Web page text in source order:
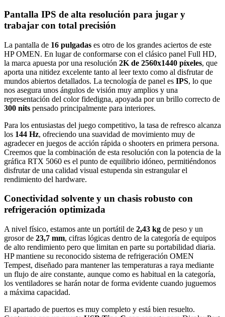
Pantalla IPS de alta resolución para jugar y
trabajar con total precisión
La pantalla de 16 pulgadas es otro de los grandes aciertos de este
HP OMEN. En lugar de conformarse con el clásico panel Full HD,
la marca apuesta por una resolución 2K de 2560x1440 píxeles, que
aporta una nitidez excelente tanto al leer texto como al disfrutar de
mundos abiertos detallados. La tecnología de panel es IPS, lo que
nos asegura unos ángulos de visión muy amplios y una
representación del color fidedigna, apoyada por un brillo correcto de
300 nits pensado principalmente para interiores.
Para los entusiastas del juego competitivo, la tasa de refresco alcanza
los 144 Hz, ofreciendo una suavidad de movimiento muy de
agradecer en juegos de acción rápida o shooters en primera persona.
Creemos que la combinación de esta resolución con la potencia de la
gráfica RTX 5060 es el punto de equilibrio idóneo, permitiéndonos
disfrutar de una calidad visual estupenda sin estrangular el
rendimiento del hardware.
Conectividad solvente y un chasis robusto con
refrigeración optimizada
A nivel físico, estamos ante un portátil de 2,43 kg de peso y un
grosor de 23,7 mm, cifras lógicas dentro de la categoría de equipos
de alto rendimiento pero que limitan en parte su portabilidad diaria.
HP mantiene su reconocido sistema de refrigeración OMEN
Tempest, diseñado para mantener las temperaturas a raya mediante
un flujo de aire constante, aunque como es habitual en la categoría,
los ventiladores se harán notar de forma evidente cuando juguemos
a máxima capacidad.
El apartado de puertos es muy completo y está bien resuelto.